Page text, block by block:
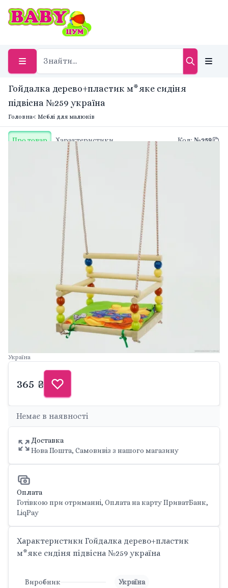
Гойдалка дерево+пластик м*яке сидіня
підвісна №259 україна
Головна< Меблі для малюків
Про товар Характеристики Код:№259
Україна
365 ₴
Немає в наявності
Доставка
Нова Пошта, Самовивіз з нашого магазину
Оплата
Готівкою при отриманні, Оплата на карту ПриватБанк,
LiqPay
Характеристики Гойдалка дерево+пластик
м*яке сидіня підвісна №259 україна
Виробник
Україна